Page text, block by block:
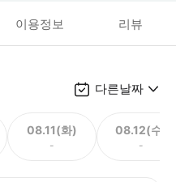
이용정보 리뷰
다른날짜
08.11(화)
-
08.12(수)
-